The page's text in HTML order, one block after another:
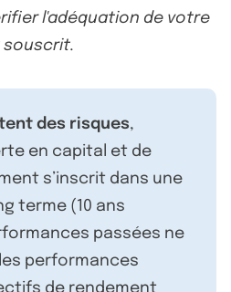
l'adéquation de votre
souscrit.
des risques,
en capital et de
s’inscrit dans une
terme (10 ans
passées ne
performances
de rendement